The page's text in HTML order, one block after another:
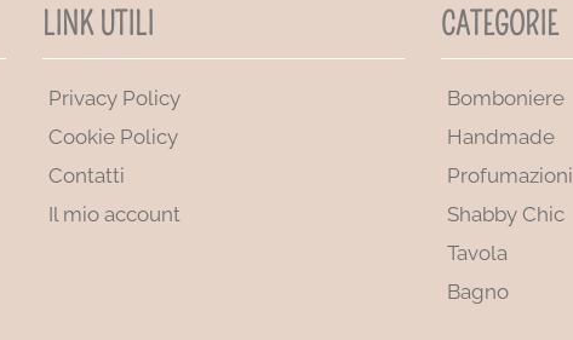
LINK UTILI
Privacy Policy
Cookie Policy
Contatti
Il mio account
CATEGORIE
Bomboniere
Handmade
Profumazioni
Shabby Chic
Tavola
Bagno